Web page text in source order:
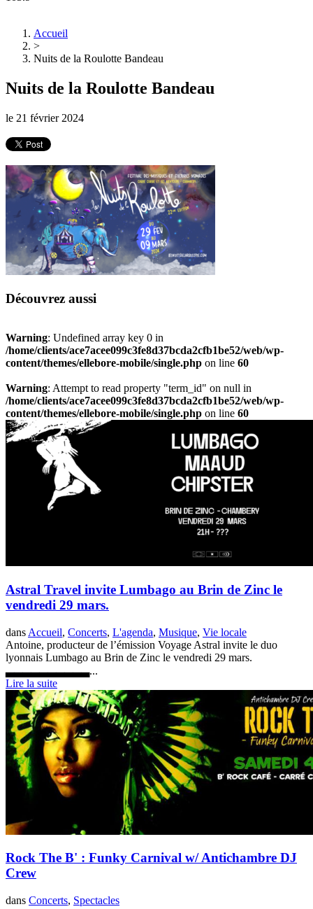
Accueil
>
Nuits de la Roulotte Bandeau
Nuits de la Roulotte Bandeau
le 21 février 2024
Découvrez aussi
Warning: Undefined array key 0 in
/home/clients/ace7acee099c3fe8d37bcda2cfb1be52/web/wp-
content/themes/ellebore-mobile/single.php on line 60
Warning: Attempt to read property "term_id" on null in
/home/clients/ace7acee099c3fe8d37bcda2cfb1be52/web/wp-
content/themes/ellebore-mobile/single.php on line 60
Astral Travel invite Lumbago au Brin de Zinc le
vendredi 29 mars.
dans Accueil, Concerts, L'agenda, Musique, Vie locale
Antoine, producteur de l’émission Voyage Astral invite le duo
lyonnais Lumbago au Brin de Zinc le vendredi 29 mars.
▃▃▃▃▃▃▃▃▃▃...
Lire la suite
Rock The B' : Funky Carnival w/ Antichambre DJ
Crew
dans Concerts, Spectacles